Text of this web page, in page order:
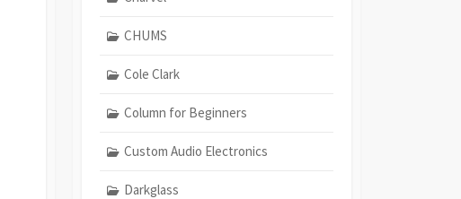
CHUMS
Cole Clark
Column for Beginners
Custom Audio Electronics
Darkglass